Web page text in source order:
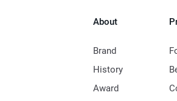
About
Brand
History
Award